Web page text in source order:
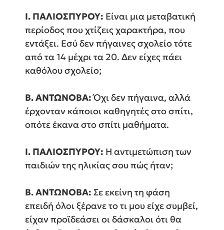
Ι. ΠΑΛΙΟΣΠΥΡΟΥ: Είναι μια μεταβατική
περίοδος που χτίζεις χαρακτήρα, που
εντάξει. Εσύ δεν πήγαινες σχολείο τότε
από τα 14 μέχρι τα 20. Δεν είχες πάει
καθόλου σχολείο;
Β. ΑΝΤΩΝΟΒΑ:Όχι δεν πήγαινα, αλλά
έρχονταν κάποιοι καθηγητές στο σπίτι,
οπότε έκανα στο σπίτι μαθήματα.
Ι. ΠΑΛΙΟΣΠΥΡΟΥ: Η αντιμετώπιση των
παιδιών της ηλικίας σου πώς ήταν;
Β. ΑΝΤΩΝΟΒΑ: Σε εκείνη τη φάση
επειδή όλοι ξέρανε το τι μου είχε συμβεί,
είχαν προϊδεάσει οι δάσκαλοι ότι θα